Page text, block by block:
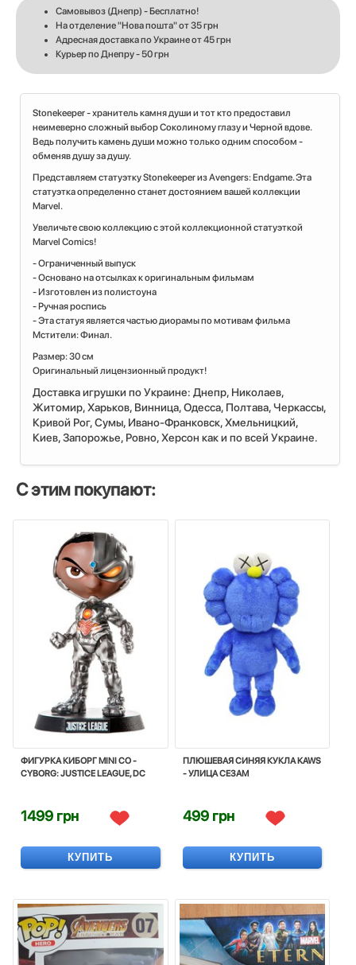
Самовывоз (Днепр) - Бесплатно!
На отделение "Нова пошта" от 35 грн
Адресная доставка по Украине от 45 грн
Курьер по Днепру - 50 грн
Stonekeeper - хранитель камня души и тот кто предоставил
неимеверно сложный выбор Соколиному глазу и Черной вдове.
Ведь получить камень души можно только одним способом -
обменяв душу за душу.
Представляем статуэтку Stonekeeper из Avengers: Endgame. Эта
статуэтка определенно станет достоянием вашей коллекции
Marvel.
Увеличьте свою коллекцию с этой коллекционной статуэткой
Marvel Comics!
- Ограниченный выпуск
- Основано на отсылках к оригинальным фильмам
- Изготовлен из полистоуна
- Ручная роспись
- Эта статуя является частью диорамы по мотивам фильма
Мстители: Финал.
Размер: 30 см
Оригинальный лицензионный продукт!
Доставка игрушки по Украине: Днепр, Николаев,
Житомир, Харьков, Винница, Одесса, Полтава, Черкассы,
Кривой Рог, Сумы, Ивано-Франковск, Хмельницкий,
Киев, Запорожье, Ровно, Херсон как и по всей Украине.
С этим покупают:
ФИГУРКА КИБОРГ MINI CO -
CYBORG: JUSTICE LEAGUE, DC
1499 грн
КУПИТЬ
ПЛЮШЕВАЯ СИНЯЯ КУКЛА KAWS
- УЛИЦА СЕЗАМ
499 грн
КУПИТЬ